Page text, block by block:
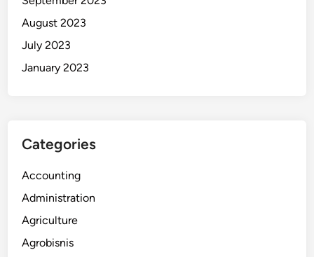
August 2023
July 2023
January 2023
Categories
Accounting
Administration
Agriculture
Agrobisnis